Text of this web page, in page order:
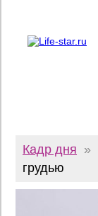
Кадр дня »
грудью